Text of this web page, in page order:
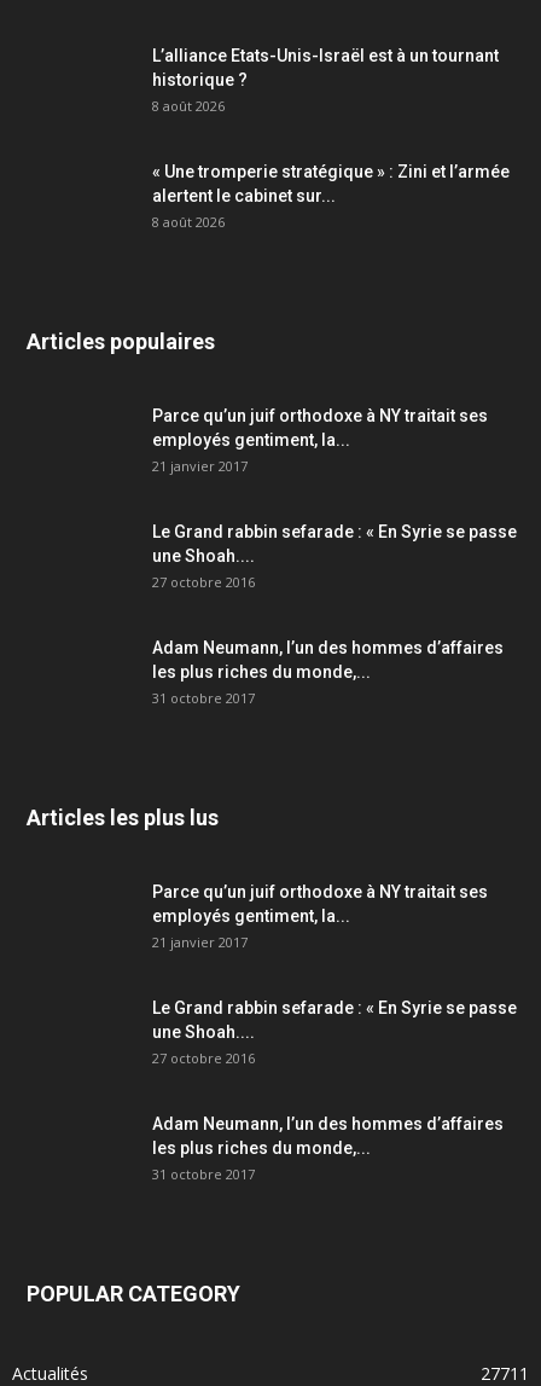
L’alliance Etats-Unis-Israël est à un tournant
historique ?
8 août 2026
« Une tromperie stratégique » : Zini et l’armée
alertent le cabinet sur...
8 août 2026
Articles populaires
Parce qu’un juif orthodoxe à NY traitait ses
employés gentiment, la...
21 janvier 2017
Le Grand rabbin sefarade : « En Syrie se passe
une Shoah....
27 octobre 2016
Adam Neumann, l’un des hommes d’affaires
les plus riches du monde,...
31 octobre 2017
Articles les plus lus
Parce qu’un juif orthodoxe à NY traitait ses
employés gentiment, la...
21 janvier 2017
Le Grand rabbin sefarade : « En Syrie se passe
une Shoah....
27 octobre 2016
Adam Neumann, l’un des hommes d’affaires
les plus riches du monde,...
31 octobre 2017
POPULAR CATEGORY
Actualités
27711